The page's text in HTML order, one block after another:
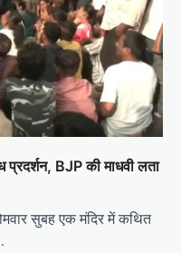
प्रदर्शन, BJP की माधवी लता
सुबह एक मंदिर में कथित